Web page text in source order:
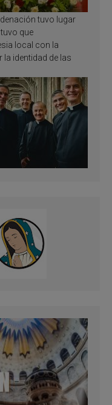
tuvo lugar
que
local con la
identidad de las